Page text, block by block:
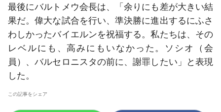
最後にバルトメウ会長は、「余りにも差が大きい結
果だ。偉大な試合を行い、準決勝に進出するにふさ
わしかったバイエルンを祝福する。私たちは、その
レベルにも、高みにもいなかった。ソシオ（会
員）、バルセロニスタの前に、謝罪したい」と表現
した。
この記事をシェア